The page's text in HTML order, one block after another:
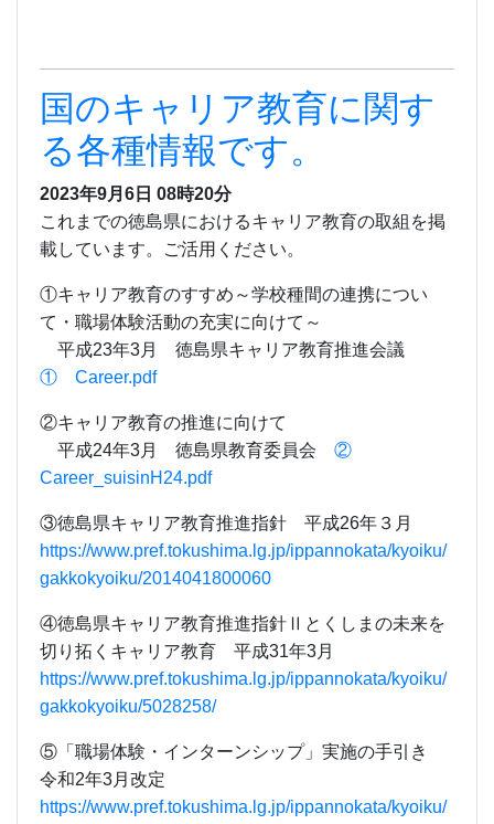
国のキャリア教育に関す
る各種情報です。
2023年9月6日 08時20分
これまでの徳島県におけるキャリア教育の取組を掲
載しています。ご活用ください。
①キャリア教育のすすめ～学校種間の連携につい
て・職場体験活動の充実に向けて～
平成23年3月 徳島県キャリア教育推進会議
① Career.pdf
②キャリア教育の推進に向けて
平成24年3月 徳島県教育委員会 ②
Career_suisinH24.pdf
③徳島県キャリア教育推進指針 平成26年３月
https://www.pref.tokushima.lg.jp/ippannokata/kyoiku/
gakkokyoiku/2014041800060
④徳島県キャリア教育推進指針Ⅱとくしまの未来を
切り拓くキャリア教育 平成31年3月
https://www.pref.tokushima.lg.jp/ippannokata/kyoiku/
gakkokyoiku/5028258/
⑤「職場体験・インターンシップ」実施の手引き
令和2年3月改定
https://www.pref.tokushima.lg.jp/ippannokata/kyoiku/